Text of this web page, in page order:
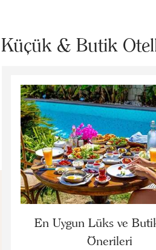
Küçük & Butik
En Uygun Lüks ve
Önerileri